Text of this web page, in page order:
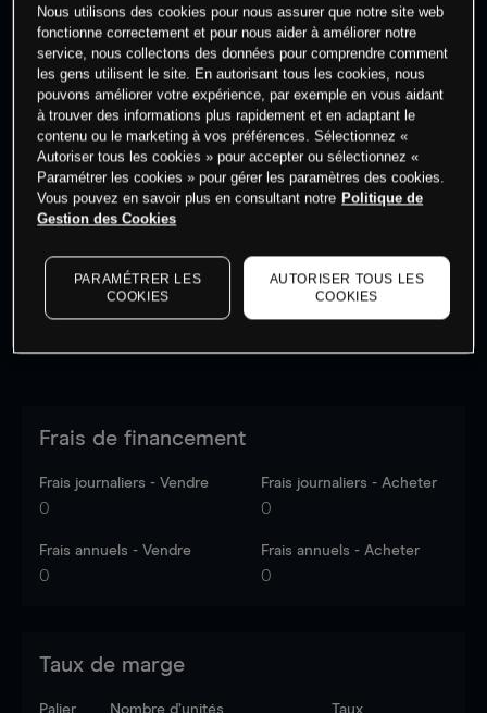
Commencez à trader
Les prix sont indicatifs.Connectez-vous pour voir les
dernières données du marché.
Frais de financement
Frais journaliers - Vendre
0
Frais journaliers - Acheter
0
Frais annuels - Vendre
0
Frais annuels - Acheter
0
Taux de marge
Palier Nombre d’unités Taux
Nous utilisons des cookies pour nous assurer que notre site web
fonctionne correctement et pour nous aider à améliorer notre
service, nous collectons des données pour comprendre comment
les gens utilisent le site. En autorisant tous les cookies, nous
pouvons améliorer votre expérience, par exemple en vous aidant
à trouver des informations plus rapidement et en adaptant le
contenu ou le marketing à vos préférences. Sélectionnez «
Autoriser tous les cookies » pour accepter ou sélectionnez «
Paramétrer les cookies » pour gérer les paramètres des cookies.
Vous pouvez en savoir plus en consultant notre Politique de
Gestion des Cookies
PARAMÉTRER LES
COOKIES
AUTORISER TOUS LES
COOKIES